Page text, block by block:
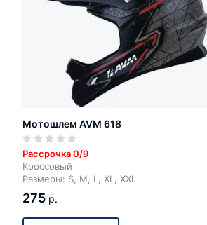
Мотошлем AVM 618
Рассрочка 0/9
Кроссовый
Размеры: S, M, L, XL, XXL
275 р.